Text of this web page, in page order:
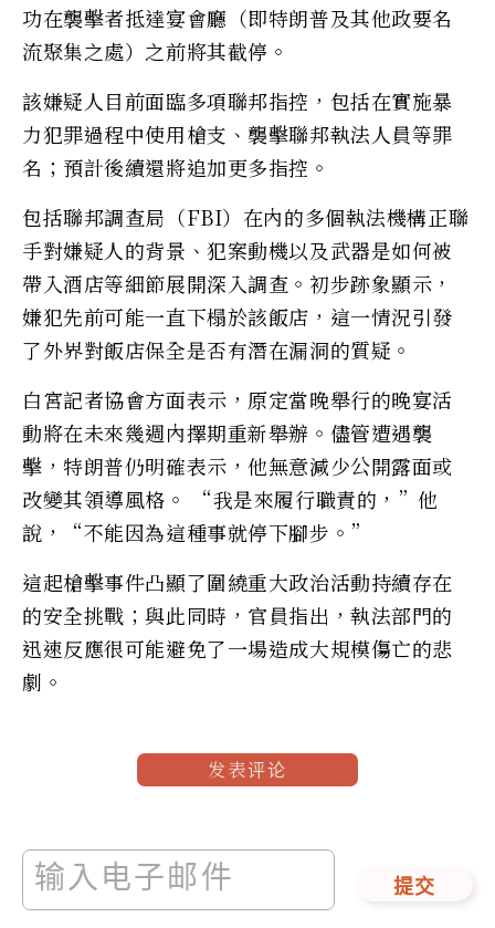
功在襲擊者抵達宴會廳（即特朗普及其他政要名
流聚集之處）之前將其截停。
該嫌疑人目前面臨多項聯邦指控，包括在實施暴
力犯罪過程中使用槍支、襲擊聯邦執法人員等罪
名；預計後續還將追加更多指控。
包括聯邦調查局（FBI）在內的多個執法機構正聯
手對嫌疑人的背景、犯案動機以及武器是如何被
帶入酒店等細節展開深入調查。初步跡象顯示，
嫌犯先前可能一直下榻於該飯店，這一情況引發
了外界對飯店保全是否有潛在漏洞的質疑。
白宮記者協會方面表示，原定當晚舉行的晚宴活
動將在未來幾週內擇期重新舉辦。儘管遭遇襲
擊，特朗普仍明確表示，他無意減少公開露面或
改變其領導風格。 “我是來履行職責的，”他
說，“不能因為這種事就停下腳步。”
這起槍擊事件凸顯了圍繞重大政治活動持續存在
的安全挑戰；與此同時，官員指出，執法部門的
迅速反應很可能避免了一場造成大規模傷亡的悲
劇。
发表评论
提交